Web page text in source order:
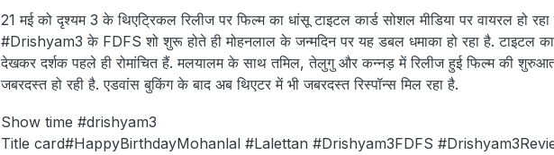
21 मई को दृश्यम 3 के थिएट्रिकल रिलीज पर फिल्म का धांसू टाइटल कार्ड सोशल मीडिया पर वायरल हो रहा
#Drishyam3 के FDFS शो शुरू होते ही मोहनलाल के जन्मदिन पर यह डबल धमाका हो रहा है. टाइटल
देखकर दर्शक पहले ही रोमांचित हैं. मलयालम के साथ तमिल, तेलुगु और कन्नड़ में रिलीज हुई फिल्म की
जबरदस्त हो रही है. एडवांस बुकिंग के बाद अब थिएटर में भी जबरदस्त रिस्पॉन्स मिल रहा है.
Show time #drishyam3
Title card#HappyBirthdayMohanlal #Lalettan #Drishyam3FDFS